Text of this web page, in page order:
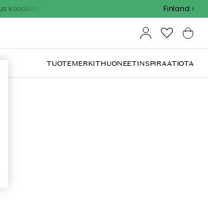
koodilla Finland
TUOTEMERKITHUONEETINSPIRAATIOTA